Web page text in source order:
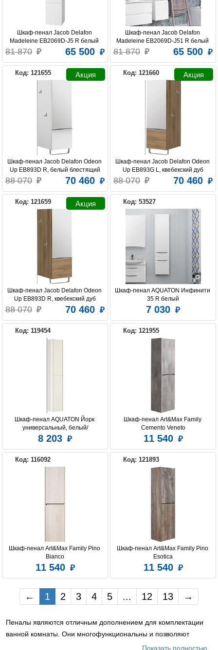
Шкаф-пенал Jacob Delafon
Madeleine EB2069D-J5 R белый
блестящий
81 870 65 500
Шкаф-пенал Jacob Delafon
Madeleine EB2069D-J51 R белый
матовый
81 870 65 500
Код: 121655
Шкаф-пенал Jacob Delafon Odeon
Up EB893D R, белый блестящий
88 070 70 460
Код: 121660
Шкаф-пенал Jacob Delafon Odeon
Up EB893G L, квебекский дуб
88 070 70 460
Код: 121659
Шкаф-пенал Jacob Delafon Odeon
Up EB893D R, квебекский дуб
88 070 70 460
Код: 53527
Шкаф-пенал AQUATON Инфинити
35 R белый
7 030
Код: 119454
Шкаф-пенал AQUATON Йорк
универсальный, белый/
выбеленное дерево
8 203
Код: 121955
Шкаф-пенал Art&Max Family
Cemento Veneto
11 540
Код: 116092
Шкаф-пенал Art&Max Family Pino
Bianco
11 540
Код: 121893
Шкаф-пенал Art&Max Family Pino
Esotica
11 540
← 1 2 3 4 5 ... 12 13 →
Пеналы являются отличным дополнением для комплектации
ванной комнаты. Они многофункциональны и позволяют
хранить всевозможные мелочи, не занимая значительного
Показать полностью